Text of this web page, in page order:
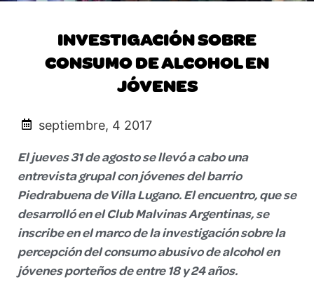
INVESTIGACIÓN SOBRE
CONSUMO DE ALCOHOL EN
JÓVENES
septiembre, 4 2017
El jueves 31 de agosto se llevó a cabo una
entrevista grupal con jóvenes del barrio
Piedrabuena de Villa Lugano. El encuentro, que se
desarrolló en el Club Malvinas Argentinas, se
inscribe en el marco de la investigación sobre la
percepción del consumo abusivo de alcohol en
jóvenes porteños de entre 18 y 24 años.